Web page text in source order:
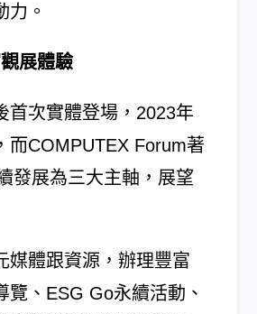
力。
展體驗
首次實體登場，2023年
而COMPUTEX Forum著
發展為三大主軸，展望
媒體跟資源，辦理豐富
、ESG Go永續活動、